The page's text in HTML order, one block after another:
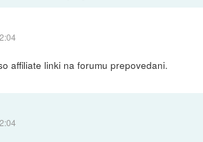
affiliate linki na forumu prepovedani.